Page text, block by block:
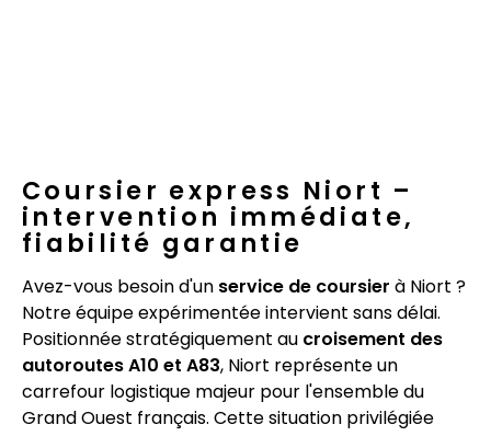
Coursier express Niort –
intervention immédiate,
fiabilité garantie
Avez-vous besoin d'un service de coursier à Niort ?
Notre équipe expérimentée intervient sans délai.
Positionnée stratégiquement au croisement des
autoroutes A10 et A83, Niort représente un
carrefour logistique majeur pour l'ensemble du
Grand Ouest français. Cette situation privilégiée